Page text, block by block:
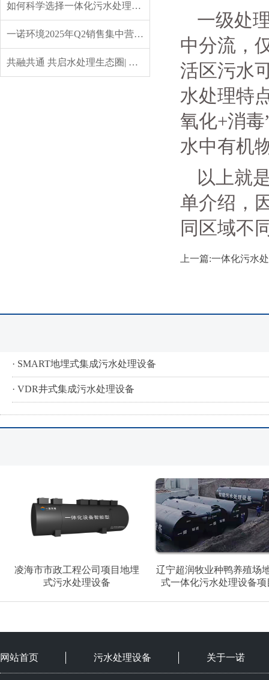
如何科学选择一体化污水处理设备？实用指南来了
一诺环境2025年Q2销售集中营：赋能成长，共启新程
共融共通 共启水处理生态圈| 英诺格林成立20周年供应商大会定义水处理未来式
一级处
中分流，
活区污水
水处理特
氧化+消
水中有机
以上就
单介绍，
同区域不
上一篇:一体化污水
· SMART地埋式集成污水处理设备
· VDR井式集成污水处理设备
凌海市市政工程公司项目地埋
式污水处理设备
辽宁超润牧业种鸭养殖场
式一体化污水处理设备项
网站首页 污水处理设备 关于一诺